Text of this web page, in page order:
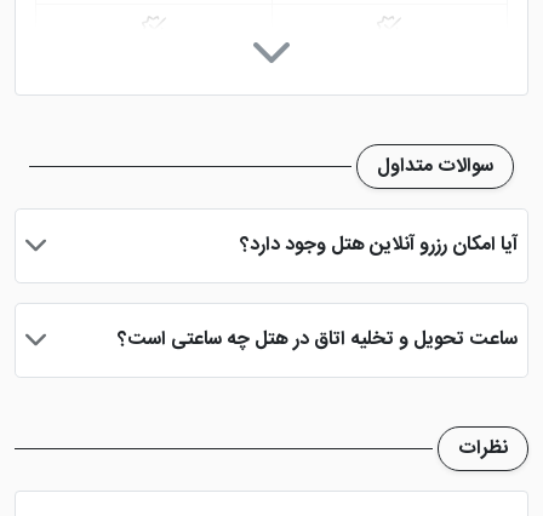
سوالات متداول
آیا امکان رزرو آنلاین هتل وجود دارد؟
بله، با انتخاب تاریخ ورود و خروج، نوع اتاق و تعداد نفرات می توانید
دریافت نمایید.
ساعت تحویل و تخلیه اتاق در هتل چه ساعتی است؟
ساعت تحویل اتاق ساعت 2 بعد از ظهر و ساعت تخلیه اتاق 12 ظهر
نظرات